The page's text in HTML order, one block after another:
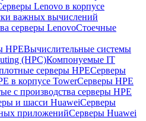
Lenovo в корпусе
важных вычислений
серверы LenovoСтоечные
HPEВычислительные системы
(HPC)Компонуемые IT
серверы HPEСерверы
в корпусе TowerСерверы HPE
с производства серверы HPE
и шасси HuaweiСерверы
приложенийСерверы Huawei